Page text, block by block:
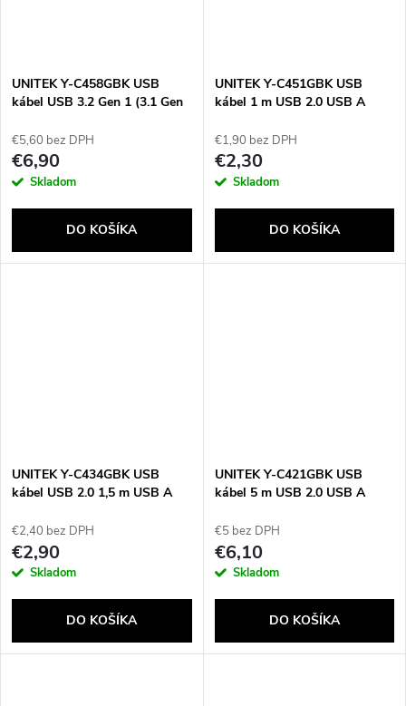
UNITEK Y-C458GBK USB
kábel USB 3.2 Gen 1 (3.1 Gen
€5,60 bez DPH
€6,90
Skladom
DO KOŠÍKA
UNITEK Y-C451GBK USB
kábel 1 m USB 2.0 USB A
€1,90 bez DPH
€2,30
Skladom
DO KOŠÍKA
UNITEK Y-C434GBK USB
kábel USB 2.0 1,5 m USB A
Čierna
€2,40 bez DPH
€2,90
Skladom
DO KOŠÍKA
UNITEK Y-C421GBK USB
kábel 5 m USB 2.0 USB A
€5 bez DPH
€6,10
Skladom
DO KOŠÍKA